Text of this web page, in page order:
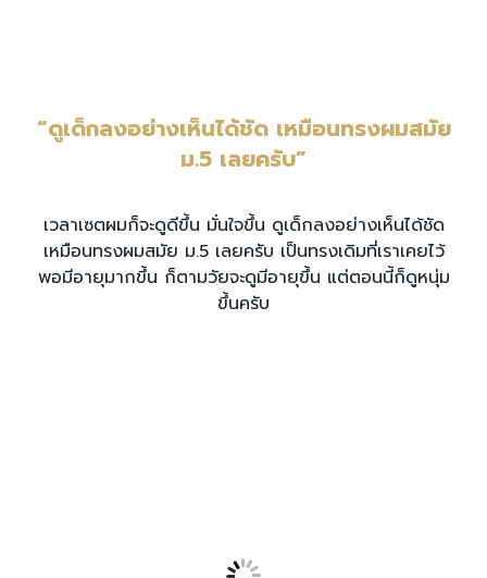
“ดูเด็กลงอย่างเห็นได้ชัด เหมือนทรงผมสมัย
ม.5 เลยครับ”
เวลาเซตผมก็จะดูดีขึ้น มั่นใจขึ้น ดูเด็กลงอย่างเห็นได้ชัด
เหมือนทรงผมสมัย ม.5 เลยครับ เป็นทรงเดิมที่เราเคยไว้
พอมีอายุมากขึ้น ก็ตามวัยจะดูมีอายุขึ้น แต่ตอนนี้ก็ดูหนุ่ม
ขึ้นครับ